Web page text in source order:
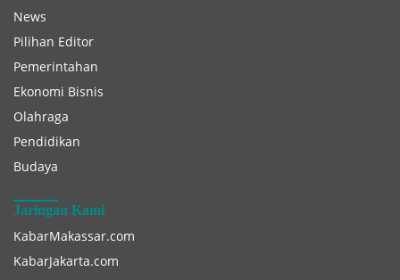
News
Pilihan Editor
Pemerintahan
Ekonomi Bisnis
Olahraga
Pendidikan
Budaya
Jaringan Kami
KabarMakassar.com
KabarJakarta.com